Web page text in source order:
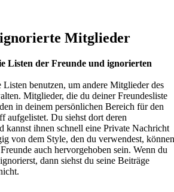
Mitglieder
Listen der Freunde und ignorierten
Listen benutzen, um andere Mitglieder des
Mitglieder, die du deiner Freundesliste
in deinem persönlichen Bereich für den
aufgelistet. Du siehst dort deren
kannst ihnen schnell eine Private Nachricht
von dem Style, den du verwendest, können
auch hervorgehoben sein. Wenn du
dann siehst du seine Beiträge